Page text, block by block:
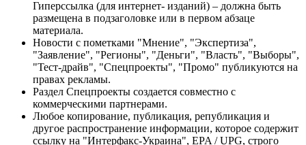
Гиперссылка (для интернет- изданий) – должна быть
размещена в подзаголовке или в первом абзаце
материала.
Новости с пометками "Мнение", "Экспертиза",
"Заявление", "Регионы", "Деньги", "Власть", "Выборы",
"Тест-драйв", "Спецпроекты", "Промо" публикуются на
правах рекламы.
Раздел Спецпроекты создается совместно с
коммерческими партнерами.
Любое копирование, публикация, републикация и
другое распространение информации, которое содержит
ссылку на "Интерфакс-Украина", EPA / UPG, строго